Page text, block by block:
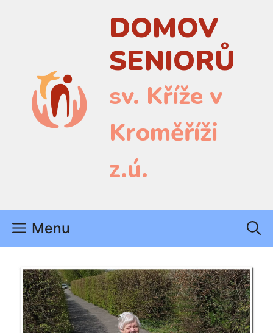
DOMOV
SENIORŮ
sv. Kříže v
Kroměříži
z.ú.
Menu